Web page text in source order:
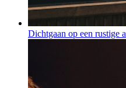
Dichtgaan op een rustige